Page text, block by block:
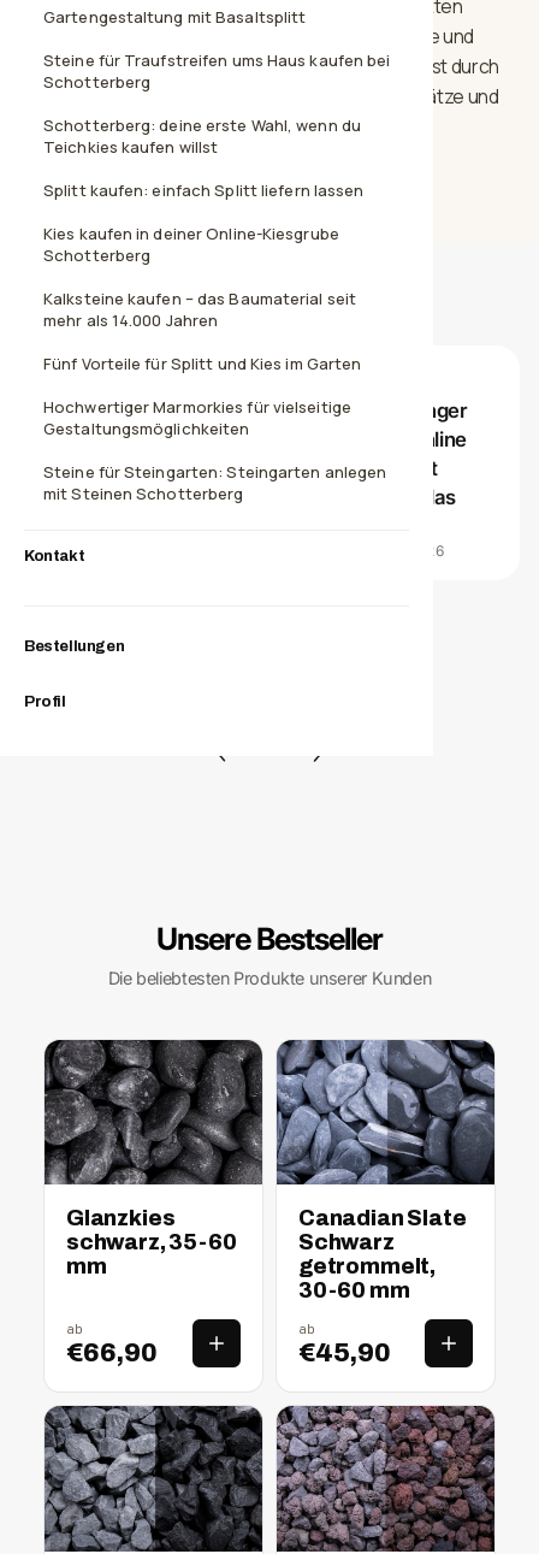
Gartengestaltung mit Basaltsplitt
Steine für Traufstreifen ums Haus kaufen bei
Schotterberg
Schotterberg: deine erste Wahl, wenn du
Teichkies kaufen willst
Splitt kaufen: einfach Splitt liefern lassen
Kies kaufen in deiner Online-Kiesgrube
Schotterberg
Kalksteine kaufen – das Baumaterial seit
mehr als 14.000 Jahren
Fünf Vorteile für Splitt und Kies im Garten
Hochwertiger Marmorkies für vielseitige
Gestaltungsmöglichkeiten
Steine für Steingarten: Steingarten anlegen
mit Steinen Schotterberg
Kontakt
Bestellungen
Profil
Steine aufgelockert. Die abgeschliffenen und glatten
Steine sind wunderschön und ergeben eine solide und
einfache Wirkung auf der bestückten Flächen. Er ist durch
seine Robustheit ein beliebter Edelkies für Parkplätze und
stark beanspruchte Flächen.
Bewertungen unserer Kunden
Ich fand es angenehm, nicht erst mit Anhänger
zum Baustoffhändler fahren zu müssen. Online
ausgesucht, bestellt und bis vor die Einfahrt
geliefert. Für Privatleute mit wenig Zeit ist das
VERIFIZIERTER KAUF · TRUSTED SHOPS · 06.07.2026
Unsere Bestseller
Die beliebtesten Produkte unserer Kunden
nass trocken
Glanzkies
schwarz, 35-60
mm
ab
€66,90
nass trocken
Canadian Slate
Schwarz
getrommelt,
30-60 mm
ab
€45,90
nass trocken nass trocken